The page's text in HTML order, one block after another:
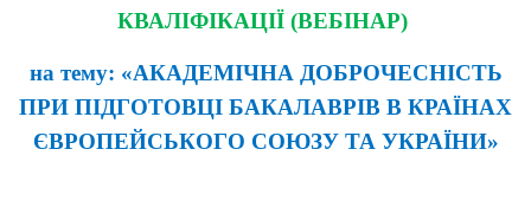
КВАЛІФІКАЦІЇ (ВЕБІНАР)
на тему: «АКАДЕМІЧНА ДОБРОЧЕСНІСТЬ
ПРИ ПІДГОТОВЦІ БАКАЛАВРІВ В КРАЇНАХ
ЄВРОПЕЙСЬКОГО СОЮЗУ ТА УКРАЇНИ»